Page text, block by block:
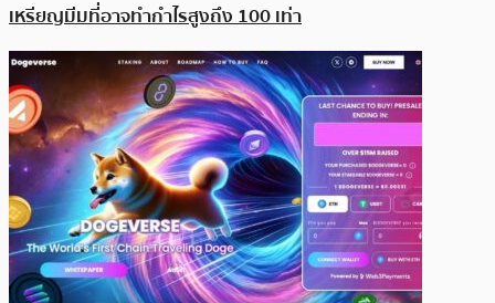
เหรียญมีมที่อาจทำกำไรสูงถึง 100 เท่า